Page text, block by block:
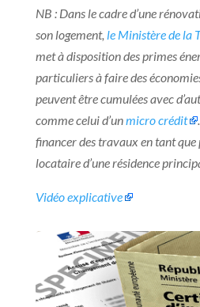
NB : Dans le cadre d’une
son logement, le Ministère de la
met à disposition des primes
particuliers à faire des
peuvent être cumulées avec
comme celui d’unmicro crédit
financer des travaux en tant
locataire d’une résidence
Vidéo explicative